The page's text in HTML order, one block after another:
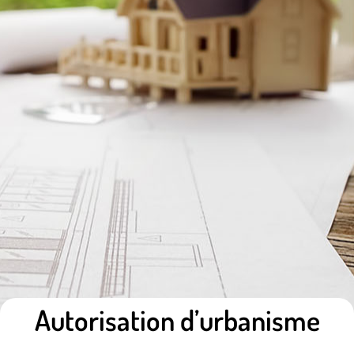
Autorisation d’urbanisme